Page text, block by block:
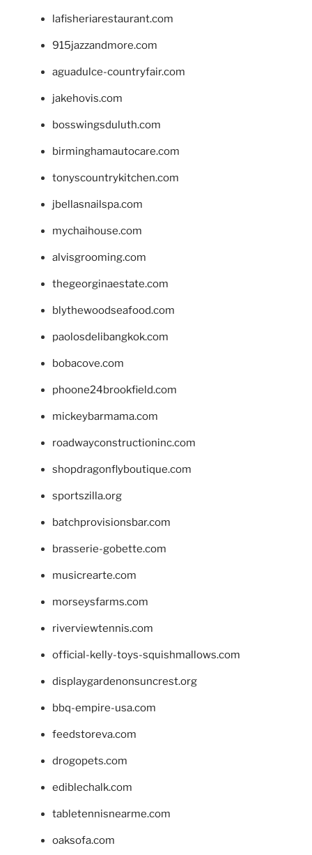
lafisheriarestaurant.com
915jazzandmore.com
aguadulce-countryfair.com
jakehovis.com
bosswingsduluth.com
birminghamautocare.com
tonyscountrykitchen.com
jbellasnailspa.com
mychaihouse.com
alvisgrooming.com
thegeorginaestate.com
blythewoodseafood.com
paolosdelibangkok.com
bobacove.com
phoone24brookfield.com
mickeybarmama.com
roadwayconstructioninc.com
shopdragonflyboutique.com
sportszilla.org
batchprovisionsbar.com
brasserie-gobette.com
musicrearte.com
morseysfarms.com
riverviewtennis.com
official-kelly-toys-squishmallows.com
displaygardenonsuncrest.org
bbq-empire-usa.com
feedstoreva.com
drogopets.com
ediblechalk.com
tabletennisnearme.com
oaksofa.com